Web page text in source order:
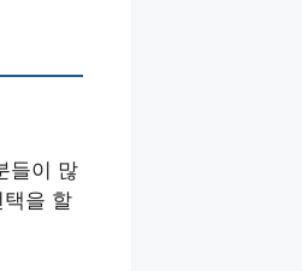
들이 많
을 할